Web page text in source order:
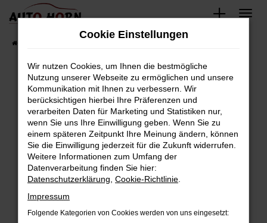
Zum
springen
Fahrzeugbestand
Fehler: Network Error
Beim Laden ist ein Fehler aufgetreten.
Hier sind ein paar Tipps, die dir helfen können:
Überprüfe deine Firewall und deine
Internetverbindung.
Laden andere Webseiten, zum Beispiel deine
Suchmaschine?
Prüfe deine Browsererweiterungen.
Cookie Einstellungen
Wir nutzen Cookies, um Ihnen die bestmögliche
Nutzung unserer Webseite zu ermöglichen und unsere
Kommunikation mit Ihnen zu verbessern. Wir
berücksichtigen hierbei Ihre Präferenzen und
verarbeiten Daten für Marketing und Statistiken nur,
wenn Sie uns Ihre Einwilligung geben. Wenn Sie zu
einem späteren Zeitpunkt Ihre Meinung ändern, können
Sie die Einwilligung jederzeit für die Zukunft widerrufen.
Weitere Informationen zum Umfang der
Datenverarbeitung finden Sie hier:
Datenschutzerklärung Cookie-Richtlinie
Impressum
Folgende Kategorien von Cookies werden von uns eingesetzt: